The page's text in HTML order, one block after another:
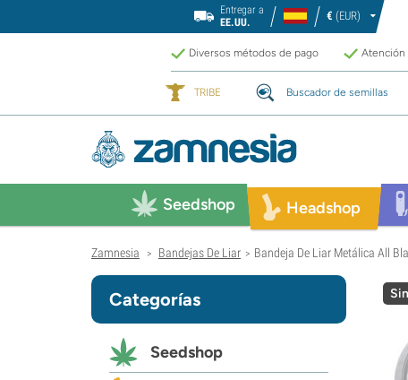
Entregar a
EE.UU.
€ (EUR)
Diversos métodos de pago Atención
TRIBE Buscador de semillas
Seedshop Headshop
Zamnesia > Bandejas De Liar > Bandeja De Liar Metálica All
Categorías
Seedshop